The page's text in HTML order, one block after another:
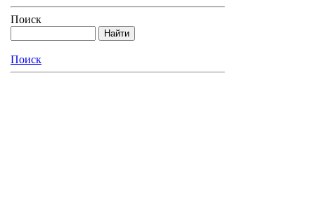
Поиск
Поиск